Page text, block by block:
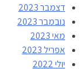
דצמבר 2023
נובמבר 2023
מאי 2023
אפריל 2023
יולי 2022